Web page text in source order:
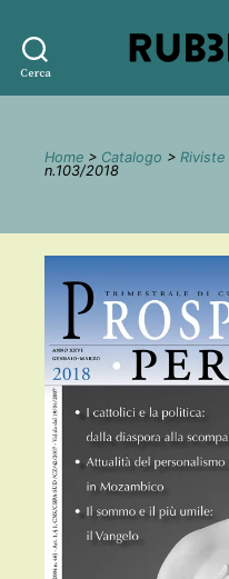
Cerca
Home > Catalogo > Riviste
n.103/2018